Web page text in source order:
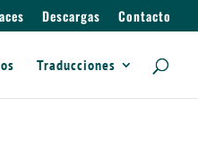
Descargas Contacto
Traducciones